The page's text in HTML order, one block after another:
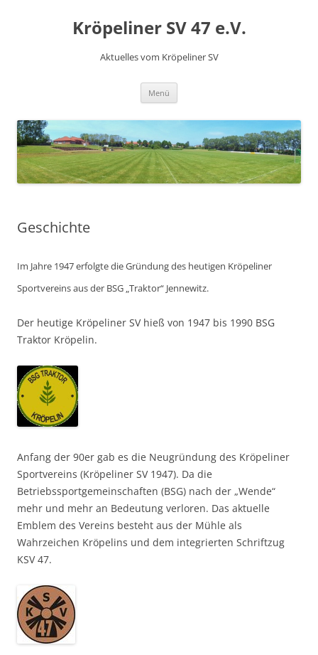
Kröpeliner SV 47 e.V.
Aktuelles vom Kröpeliner SV
Menü
Geschichte
Im Jahre 1947 erfolgte die Gründung des heutigen Kröpeliner
Sportvereins aus der BSG „Traktor“ Jennewitz.
Der heutige Kröpeliner SV hieß von 1947 bis 1990 BSG
Traktor Kröpelin.
Anfang der 90er gab es die Neugründung des Kröpeliner
Sportvereins (Kröpeliner SV 1947). Da die
Betriebssportgemeinschaften (BSG) nach der „Wende“
mehr und mehr an Bedeutung verloren. Das aktuelle
Emblem des Vereins besteht aus der Mühle als
Wahrzeichen Kröpelins und dem integrierten Schriftzug
KSV 47.